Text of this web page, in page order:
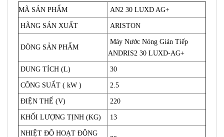
MÃ SẢN PHẨM AN2 30 LUXD AG+
HÃNG SẢN XUẤT ARISTON
DÒNG SẢN PHẨM
Máy Nước Nóng Gián Tiếp
ANDRIS2 30 LUXD-AG+
DUNG TÍCH (L) 30
CÔNG SUẤT ( kW ) 2.5
ĐIỆN THẾ (V) 220
KHỐI LƯỢNG TỊNH (KG) 13
NHIỆT ĐỘ HOẠT ĐỘNG